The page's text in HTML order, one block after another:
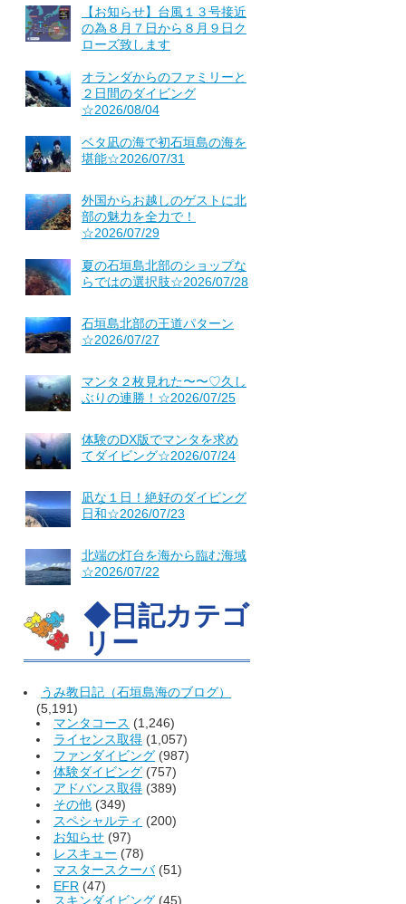
【お知らせ】台風１３号接近
の為８月７日から８月９日ク
ローズ致します
オランダからのファミリーと
２日間のダイビング
☆2026/08/04
ベタ凪の海で初石垣島の海を
堪能☆2026/07/31
外国からお越しのゲストに北
部の魅力を全力で！
☆2026/07/29
夏の石垣島北部のショップな
らではの選択肢☆2026/07/28
石垣島北部の王道パターン
☆2026/07/27
マンタ２枚見れた〜〜♡久し
ぶりの連勝！☆2026/07/25
体験のDX版でマンタを求め
てダイビング☆2026/07/24
凪な１日！絶好のダイビング
日和☆2026/07/23
北端の灯台を海から臨む海域
☆2026/07/22
◆日記カテゴ
リー
うみ教日記（石垣島海のブログ）
(5,191)
マンタコース (1,246)
ライセンス取得 (1,057)
ファンダイビング (987)
体験ダイビング (757)
アドバンス取得 (389)
その他 (349)
スペシャルティ (200)
お知らせ (97)
レスキュー (78)
マスタースクーバ(51)
EFR (47)
スキンダイビング (45)